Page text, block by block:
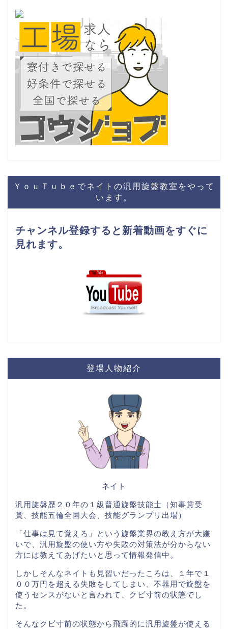
ＹｏｕＴｕｂｅでネイトの汎用旋盤教室をやって
います。
チャンネル登録すると新着動画をすぐに
見れます。
登場人物紹介
ネイト
汎用旋盤歴２０年の１級普通旋盤技能士（知事賞受
賞、技能五輪全国大会、技能グランプリ出場）
「仕事は見て覚えろ」という旋盤業界の教え方が大嫌
いで、汎用旋盤の使い方や失敗の対策法が分からない
方には教えてあげたいと思って情報発信中。
しかしそんなネイトも見習いだったころは、１年で１
００万円を超える失敗をしてしまい、不器用で旋盤を
使うセンスがないと言われて、クビ寸前の状態でし
た。
そんなクビ寸前の状態から飛躍的に汎用旋盤が使える